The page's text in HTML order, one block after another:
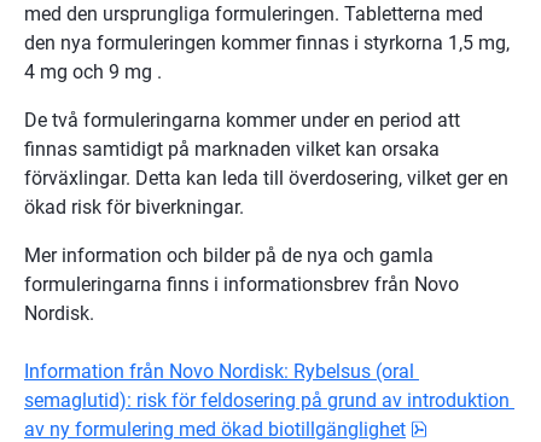
med den ursprungliga formuleringen. Tabletterna med
den nya formuleringen kommer finnas i styrkorna 1,5 mg,
4 mg och 9 mg .
De två formuleringarna kommer under en period att
finnas samtidigt på marknaden vilket kan orsaka
förväxlingar. Detta kan leda till överdosering, vilket ger en
ökad risk för biverkningar.
Mer information och bilder på de nya och gamla
formuleringarna finns i informationsbrev från Novo
Nordisk.
Information från Novo Nordisk: Rybelsus (oral
semaglutid): risk för feldosering på grund av introduktion
av ny formulering med ökad biotillgänglighet